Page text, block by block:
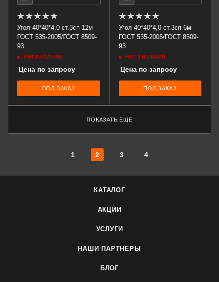
Угол 40*40*4,0 ст.3сп 12м
ГОСТ 535-2005/ГОСТ 8509-
93
Нет в наличии
Цена по запросу
ПОД ЗАКАЗ
Угол 40*40*4,0 ст.3сп 6м
ГОСТ 535-2005/ГОСТ 8509-
93
Нет в наличии
Цена по запросу
ПОД ЗАКАЗ
ПОКАЗАТЬ ЕЩЕ
1 2 3 4
КАТАЛОГ
АКЦИИ
УСЛУГИ
НАШИ ПАРТНЕРЫ
БЛОГ